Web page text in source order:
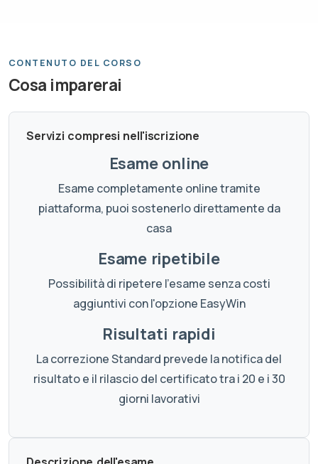
CONTENUTO DEL CORSO
Cosa imparerai
Servizi compresi nell'iscrizione
Esame online
Esame completamente online tramite
piattaforma, puoi sostenerlo direttamente da
casa
Esame ripetibile
Possibilità di ripetere l'esame senza costi
aggiuntivi con l'opzione EasyWin
Risultati rapidi
La correzione Standard prevede la notifica del
risultato e il rilascio del certificato tra i 20 e i 30
giorni lavorativi